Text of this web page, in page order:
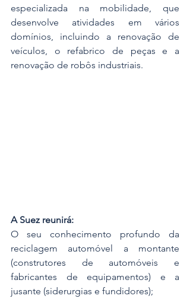
especializada na mobilidade, que
desenvolve atividades em vários
domínios, incluindo a renovação de
veículos, o refabrico de peças e a
renovação de robôs industriais.
A Suez reunirá:
O seu conhecimento profundo da
reciclagem automóvel a montante
(construtores de automóveis e
fabricantes de equipamentos) e a
jusante (siderurgias e fundidores);